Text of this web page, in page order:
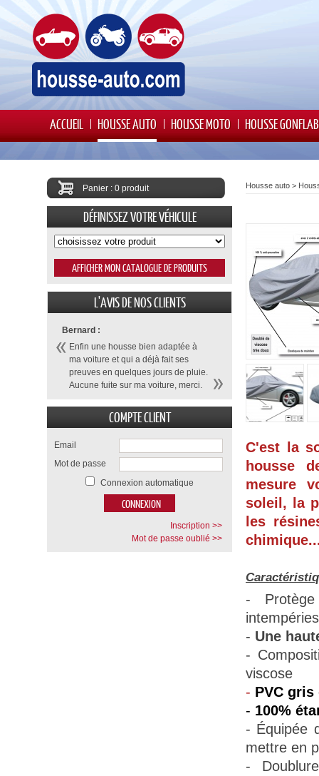
ACCUEIL HOUSSE AUTO HOUSSE MOTO HOUSSE
Housse auto >
C'est la
housse
mesure
soleil, la
les
-
- Une
-
viscose
- PVC gris
- 100%
- Équipée
mettre en
-
Panier : 0 produit
DÉFINISSEZ VOTRE VÉHICULE
L'AVIS DE NOS CLIENTS
Bernard :
Enfin une housse bien adaptée à
ma voiture et qui a déjà fait ses
preuves en quelques jours de pluie.
Aucune fuite sur ma voiture, merci.
COMPTE CLIENT
Email
Mot de passe
Connexion automatique
Inscription >>
Mot de passe oublié >>